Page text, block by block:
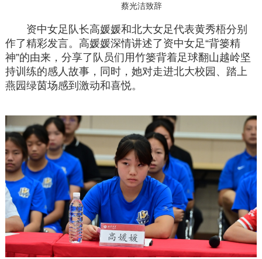
蔡光洁致辞
资中女足队长高媛媛和北大女足代表黄秀梧分别
作了精彩发言。高媛媛深情讲述了资中女足“背篓精
神”的由来，分享了队员们用竹篓背着足球翻山越岭坚
持训练的感人故事，同时，她对走进北大校园、踏上
燕园绿茵场感到激动和喜悦。